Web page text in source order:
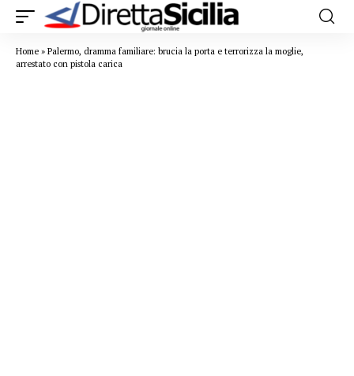
Home » Palermo, dramma familiare: brucia la porta e terrorizza la moglie,
arrestato con pistola carica